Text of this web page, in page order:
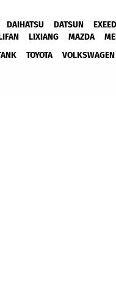
DAIHATSU DATSUN EXEED
LIXIANG MAZDA
TOYOTA VOLKSWAGEN